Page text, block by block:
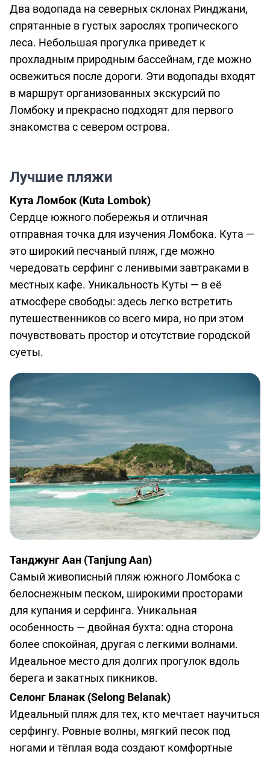
Два водопада на северных склонах Ринджани,
спрятанные в густых зарослях тропического
леса. Небольшая прогулка приведет к
прохладным природным бассейнам, где можно
освежиться после дороги. Эти водопады входят
в маршрут организованных экскурсий по
Ломбоку и прекрасно подходят для первого
знакомства с севером острова.
Лучшие пляжи
Кута Ломбок (Kuta Lombok)
Сердце южного побережья и отличная
отправная точка для изучения Ломбока. Кута —
это широкий песчаный пляж, где можно
чередовать серфинг с ленивыми завтраками в
местных кафе. Уникальность Куты — в её
атмосфере свободы: здесь легко встретить
путешественников со всего мира, но при этом
почувствовать простор и отсутствие городской
суеты.
Танджунг Аан (Tanjung Aan)
Самый живописный пляж южного Ломбока с
белоснежным песком, широкими просторами
для купания и серфинга. Уникальная
особенность — двойная бухта: одна сторона
более спокойная, другая с легкими волнами.
Идеальное место для долгих прогулок вдоль
берега и закатных пикников.
Селонг Бланак (Selong Belanak)
Идеальный пляж для тех, кто мечтает научиться
серфингу. Ровные волны, мягкий песок под
ногами и тёплая вода создают комфортные